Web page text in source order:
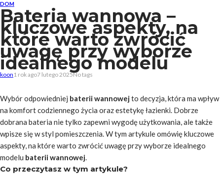
DOM
Bateria wannowa –
kluczowe aspekty, na
które warto zwrócić
uwagę przy wyborze
idealnego modelu
koon 1 rok ago7 lutego 2025No tags
Wybór odpowiedniej baterii wannowejto decyzja, która ma wpływ
na komfort codziennego życia oraz estetykę łazienki. Dobrze
dobrana bateria nie tylko zapewni wygodę użytkowania, ale także
wpisze się w styl pomieszczenia. W tym artykule omówię kluczowe
aspekty, na które warto zwrócić uwagę przy wyborze idealnego
modelu baterii wannowej.
Co przeczytasz w tym artykule?